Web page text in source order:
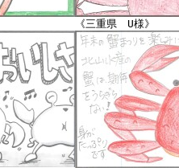
《三重県 U様》